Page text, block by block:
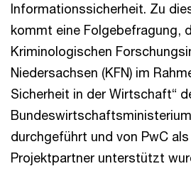
Informationssicherheit. Zu
kommt eine Folgebefragung,
Kriminologischen
Niedersachsen (KFN) im
Sicherheit in der Wirtschaft“
durchgeführt und von PwC
Projektpartner unterstützt